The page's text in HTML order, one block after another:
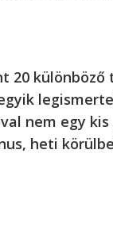
20
nem egy
heti